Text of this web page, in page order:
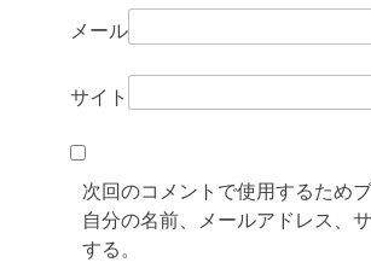
メール
サイト
次回のコメントで使用するため
自分の名前、メールアドレス、
する。